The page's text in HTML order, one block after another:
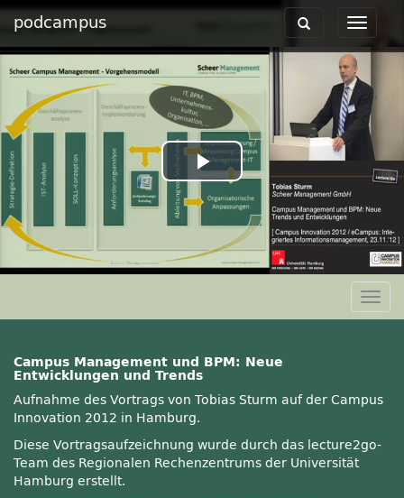
podcampus
Toggle
Toggle
navigation
Play
Video
Campus Management und BPM: Neue
Entwicklungen und Trends
Aufnahme des Vortrags von Tobias Sturm auf der Campus
Innovation 2012 in Hamburg.
Diese Vortragsaufzeichnung wurde durch das lecture2go-
Team des Regionalen Rechenzentrums der Universität
Hamburg erstellt.